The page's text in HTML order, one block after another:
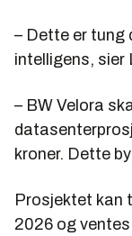
– Dette er
intelligens, sier
– BW Velora
kroner. Dette
Prosjektet kan
2026 og